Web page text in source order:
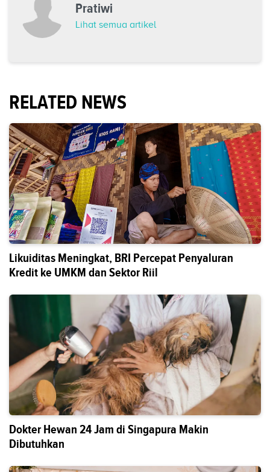
Pratiwi
Lihat semua artikel
RELATED NEWS
Likuiditas Meningkat, BRI Percepat Penyaluran
Kredit ke UMKM dan Sektor Riil
Dokter Hewan 24 Jam di Singapura Makin
Dibutuhkan